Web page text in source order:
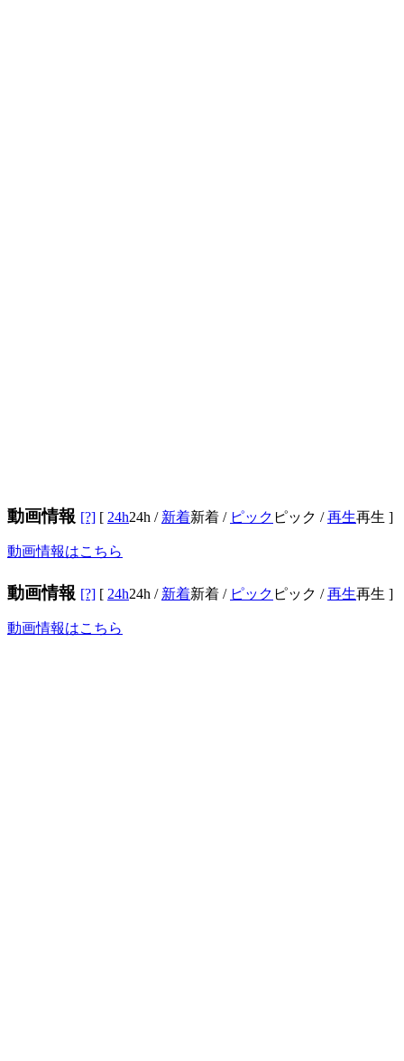
動画情報 [?] [ 24h24h / 新着新着 / ピック ピック /再生再生 ]
動画情報はこちら
動画情報 [?] [ 24h24h / 新着新着 / ピック ピック /再生再生 ]
動画情報はこちら